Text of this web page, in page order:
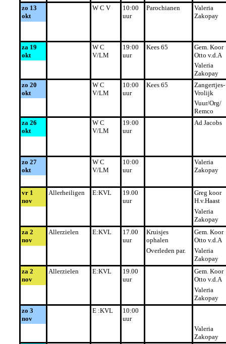
zo 13
okt
W C V
10:00
uur
Parochianen
Valeria
Zakopay
za 19
okt
W C
V/LM
19:00
uur
Kees 65
Gem. Koor
Otto v.d.A
Valeria
Zakopay
zo 20
okt
W C
V/LM
10:00
uur
Kees 65
Zangertjes-
Vrolijk
Vuur/Org/
Remco
za 26
okt
W C
V/LM
19:00
uur
Ad Jacobs
zo 27
okt
W C
V/LM
10:00
uur
Valeria
Zakopay
vr 1
nov
Allerheiligen E:KVL
19.00
uur
Greg koor
H.v.Haast
Valeria
Zakopay
za 2
nov
Allerzielen E:KVL
17.00
uur
Kruisjes
ophalen
Gem. Koor
Otto v.d.A
Overleden par.
Valeria
Zakopay
za 2
nov
Allerzielen E:KVL
19.00
uur
Gem. Koor
Otto v.d.A
Valeria
Zakopay
zo 3
nov
E :KVL
10:00
uur
Valeria
Zakopay